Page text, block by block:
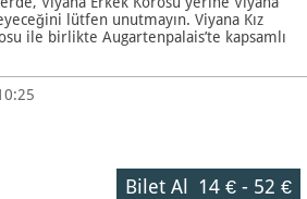
lütfen unutmayın. Viyana Kız
ile birlikte Augartenpalais’te kapsamlı
Bilet Al 14 €- 52 €